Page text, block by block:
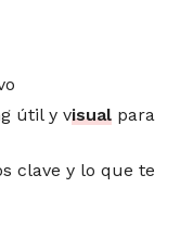
útil y visual para
clave y lo que te